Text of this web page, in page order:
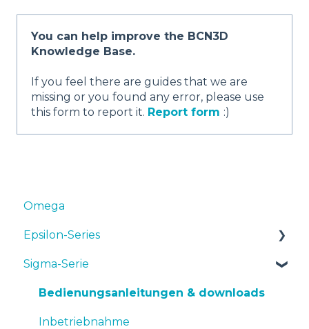
You can help improve the BCN3D
Knowledge Base.
If you feel there are guides that we are
missing or you found any error, please use
this form to report it. Report form :)
Omega
Epsilon-Series
Bedienungsanleitungen & Downloads
Inbetriebnahme
Wartung
Sigma-Serie
Bedienungsanleitungen & downloads
Inbetriebnahme